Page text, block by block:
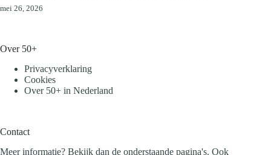
mei 26, 2026
Over 50+
Privacyverklaring
Cookies
Over 50+ in Nederland
Contact
Meer informatie? Bekijk dan de onderstaande pagina's. Ook